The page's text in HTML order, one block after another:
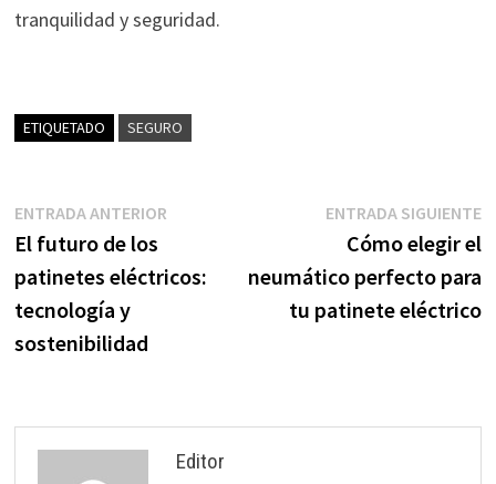
tranquilidad y seguridad.
ETIQUETADO SEGURO
Navegación
de
entradas
ENTRADA ANTERIOREntrada
El futuro de los
patinetes eléctricos:
tecnología y
sostenibilidad
ENTRADA SIGUIENTE
Cómo elegir el
neumático perfecto para
tu patinete eléctrico
Editor